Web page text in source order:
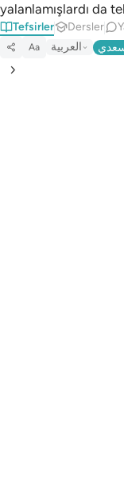
yalanlamışlardı da
Tefsirler Dersler
Aa العربية